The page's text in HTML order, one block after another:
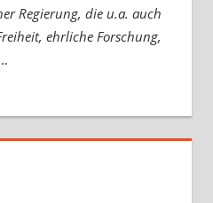
Regierung, die u.a. auch
ehrliche Forschung,